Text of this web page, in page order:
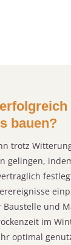
bauen?
trotz
gelingen,
und
im
optimal